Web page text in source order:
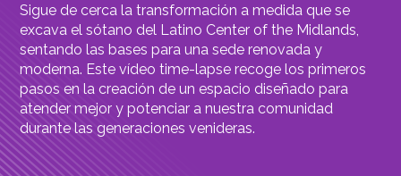
Sigue de cerca la transformación a medida que se
excava el sótano del Latino Center of the Midlands,
sentando las bases para una sede renovada y
moderna. Este vídeo time-lapse recoge los primeros
pasos en la creación de un espacio diseñado para
atender mejor y potenciar a nuestra comunidad
durante las generaciones venideras.